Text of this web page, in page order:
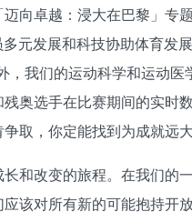
向卓越：浸大在巴黎」
元发展和科技协助体育发
我们的运动科学和运动
奥选手在比赛期间的实
取，你定能找到为成就远
和改变的旅程。在我们
该对所有新的可能抱持